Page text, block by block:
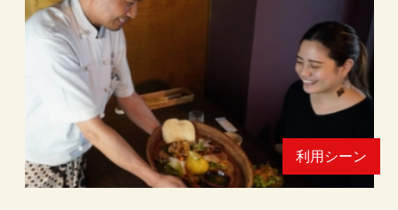
利用シーン